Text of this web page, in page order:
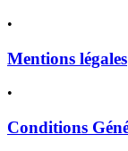
•
Mentions légales
•
Conditions